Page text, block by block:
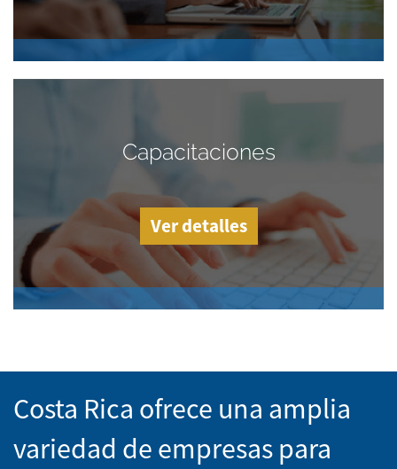
Capacitaciones
Ver detalles
Costa Rica ofrece una amplia
variedad de empresas para